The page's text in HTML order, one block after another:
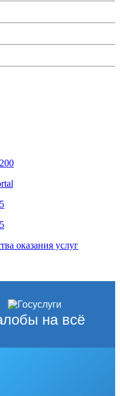
оказания услуг
на всё